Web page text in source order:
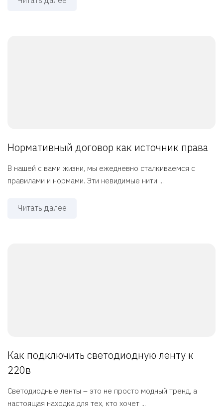
Нормативный договор как источник права
В нашей с вами жизни, мы ежедневно сталкиваемся с
правилами и нормами. Эти невидимые нити ...
Читать далее
Как подключить светодиодную ленту к
220в
Светодиодные ленты – это не просто модный тренд, а
настоящая находка для тех, кто хочет ...